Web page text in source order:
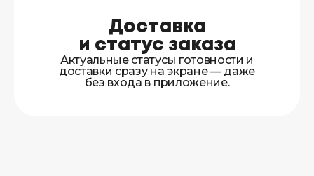
Доставка
и статус заказа
Актуальные статусы готовности и
доставки сразу на экране — даже
без входа в приложение.